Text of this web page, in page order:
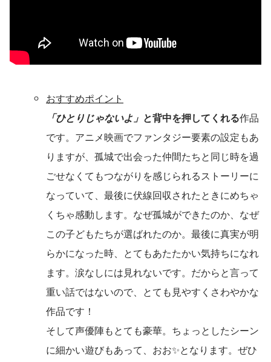
おすすめポイント
「ひとりじゃないよ」 と背中を押してくれる作品
です。アニメ映画でファンタジー要素の設定もあ
りますが、孤城で出会った仲間たちと同じ時を過
ごせなくてもつながりを感じられるストーリーに
なっていて、最後に伏線回収されたときにめちゃ
くちゃ感動します。なぜ孤城ができたのか、なぜ
この子どもたちが選ばれたのか。最後に真実が明
らかになった時、とてもあたたかい気持ちになれ
ます。涙なしには見れないです。だからと言って
重い話ではないので、とても見やすくさわやかな
作品です！
そして声優陣もとても豪華。ちょっとしたシーン
に細かい遊びもあって、おお✨となります。ぜひ